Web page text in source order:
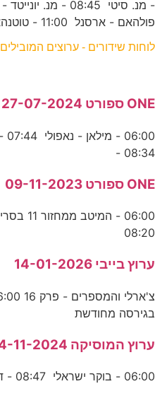
פולהאם - ארסנל 11:00 - טוטנהאם - צ'לסי 12:50 - ב. מינכן -
לוחות שידורים - ערוצים המובילים
ONE ספורט 27-07-2024
08:34 -
ONE ספורט 09-11-2023
08:20
ערוץ בייבי 14-01-2026
בגירסה מחודשת
ערוץ המוסיקה 14-11-2024
06:00 - בוקר ישראלי 08:47 - ד''ש עם שיר - מהחזית 09:40 -